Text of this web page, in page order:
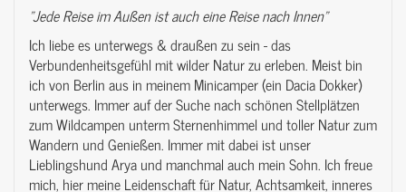
"Jede Reise im Außen ist auch eine Reise nach Innen"
Ich liebe es unterwegs & draußen zu sein - das
Verbundenheitsgefühl mit wilder Natur zu erleben. Meist bin
ich von Berlin aus in meinem Minicamper (ein Dacia Dokker)
unterwegs. Immer auf der Suche nach schönen Stellplätzen
zum Wildcampen unterm Sternenhimmel und toller Natur zum
Wandern und Genießen. Immer mit dabei ist unser
Lieblingshund Arya und manchmal auch mein Sohn. Ich freue
mich, hier meine Leidenschaft für Natur, Achtsamkeit, inneres